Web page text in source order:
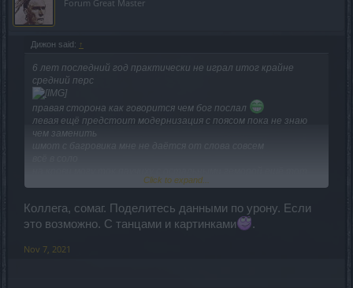
Forum Great Master
Дижон said: ↑
6 лет последний год практически не играл итог крайне
средний перс
правая сторона как говорится чем бог послал
левая ещё предстоит модернизация с поясом пока не знаю
чем заменить
только с юбилея
Click to expand...
Коллега, сомаг. Поделитесь данными по урону. Если
это возможно. С танцами и картинками
.
Nov 7, 2021